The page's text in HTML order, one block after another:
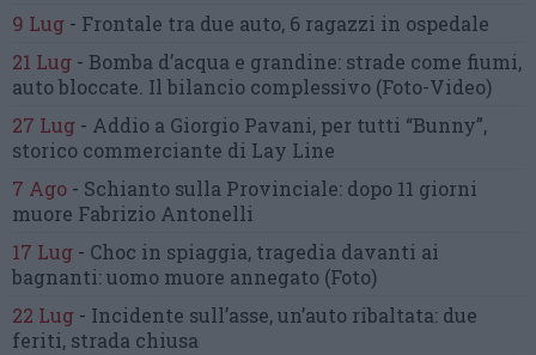
9 Lug - Frontale tra due auto, 6 ragazzi in ospedale
21 Lug - Bomba d’acqua e grandine: strade come fiumi,
auto bloccate. Il bilancio complessivo (Foto-Video)
27 Lug - Addio a Giorgio Pavani, per tutti “Bunny”,
storico commerciante di Lay Line
7 Ago - Schianto sulla Provinciale: dopo 11 giorni
muore Fabrizio Antonelli
17 Lug - Choc in spiaggia, tragedia davanti ai
bagnanti:uomo muore annegato (Foto)
22 Lug - Incidente sull’asse, un’auto ribaltata: due
feriti, strada chiusa